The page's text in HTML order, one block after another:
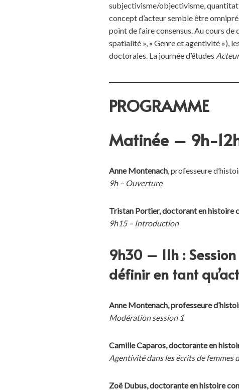
subjectivisme/objectivisme,
concept d’acteur semble être
point de faire consensus. Au cours
spatialité », « Genre et agentivité »),
doctorales. La journée d’études
PROGRAMME
Matinée – 9h-
Anne Montenach, professeure
9h – Ouverture
Tristan Portier, doctorant en histoire
9h15 – Introduction
9h30 – 11h :
définir en tant
Anne Montenach, professeure
Modération session 1
Camille Caparos, doctorante en
Agentivité dans les écrits de femmes
Zoë Dubus, doctorante en histoire